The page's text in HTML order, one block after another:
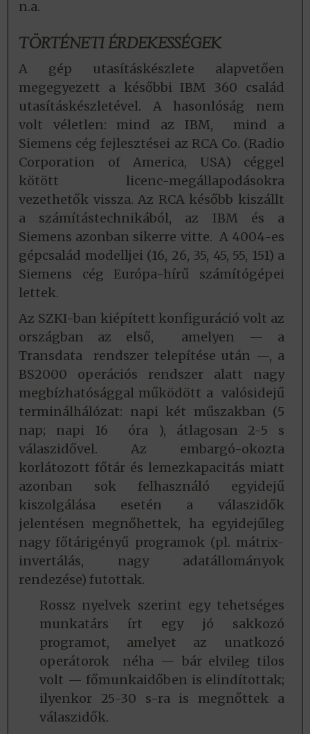
n.a.
TÖRTÉNETI ÉRDEKESSÉGEK
A gép utasításkészlete alapvetően
megegyezett a későbbi IBM 360 család
utasításkészletével. A hasonlóság nem
volt véletlen: mind az IBM, mind a
Siemens cég fejlesztései az RCA Co. (Radio
Corporation of America, USA) céggel
kötött licenc-megállapodásokra
vezethetők vissza. Az RCA később kiszállt
a számítástechnikából, az IBM és a
Siemens azonban sikerre vitte. A 4004-es
gépcsalád modelljei (16, 26, 35, 45, 55, 151) a
Siemens cég Európa-hírű számítógépei
lettek.
Az SZKI-ban kiépített konfiguráció volt az
országban az első, amelyen — a
Transdata rendszer telepítése után —, a
BS2000 operációs rendszer alatt nagy
megbízhatósággal működött a valósidejű
terminálhálózat: napi két műszakban (5
nap; napi 16 óra ), átlagosan 2-5 s
válaszidővel. Az embargó-okozta
korlátozott főtár és lemezkapacitás miatt
azonban sok felhasználó egyidejű
kiszolgálása esetén a válaszidők
jelentésen megnőhettek, ha egyidejűleg
nagy főtárigényű programok (pl. mátrix-
invertálás, nagy adatállományok
rendezése) futottak.
Rossz nyelvek szerint egy tehetséges
munkatárs írt egy jó sakkozó
programot, amelyet az unatkozó
operátorok néha — bár elvileg tilos
volt — főmunkaidőben is elindítottak;
ilyenkor 25-30 s-ra is megnőttek a
válaszidők.